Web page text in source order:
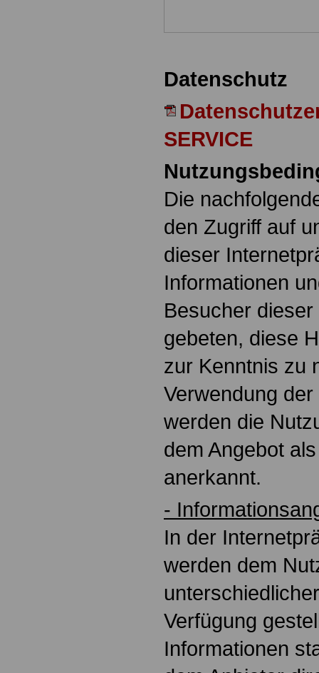
Datenschutz
SERVICE
Die
den Zugriff auf
dieser
Informationen
Besucher
gebeten, diese
zur Kenntnis zu
Verwendung
werden die
dem Angebot
anerkannt.
-
In der
werden dem
Verfügung
Informationen